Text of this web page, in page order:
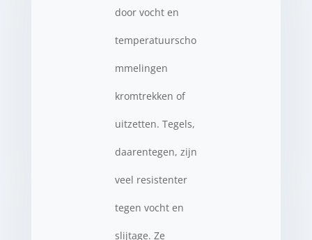
door vocht en
temperatuurscho
mmelingen
kromtrekken of
uitzetten. Tegels,
daarentegen, zijn
veel resistenter
tegen vocht en
slijtage. Ze